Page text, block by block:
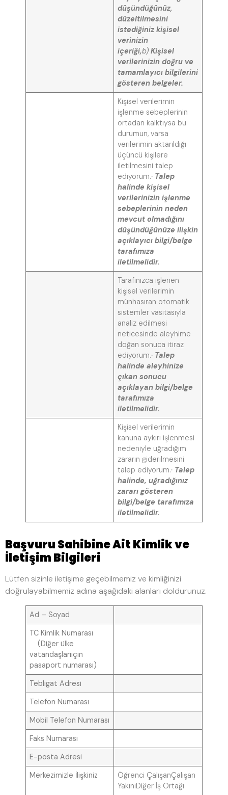
düşündüğünüz,
düzeltilmesini
istediğiniz kişisel
verinizin
içeriği,b)Kişisel
verilerinizin doğru ve
tamamlayıcı bilgilerini
gösteren belgeler.
Kişisel verilerimin
işlenme sebeplerinin
ortadan kalktıysa bu
durumun, varsa
verilerimin aktarıldığı
üçüncü kişilere
iletilmesini talep
ediyorum.· Talep
halinde kişisel
verilerinizin işlenme
sebeplerinin neden
mevcut olmadığını
düşündüğünüze ilişkin
açıklayıcı bilgi/belge
tarafımıza
iletilmelidir.
Tarafınızca işlenen
kişisel verilerimin
münhasıran otomatik
sistemler vasıtasıyla
analiz edilmesi
neticesinde aleyhime
doğan sonuca itiraz
ediyorum.· Talep
halinde aleyhinize
çıkan sonucu
açıklayan bilgi/belge
tarafımıza
iletilmelidir.
Kişisel verilerimin
kanuna aykırı işlenmesi
nedeniyle uğradığım
zararın giderilmesini
talep ediyorum.· Talep
halinde, uğradığınız
zararı gösteren
bilgi/belge tarafımıza
iletilmelidir.
Başvuru Sahibine Ait Kimlik ve
İletişim Bilgileri
Lütfen sizinle iletişime geçebilmemiz ve kimliğinizi
doğrulayabilmemiz adına aşağıdaki alanları doldurunuz.
Ad – Soyad
TC Kimlik Numarası
(Diğer ülke
vatandaşlarıiçin
pasaport numarası)
Tebligat Adresi
Telefon Numarası
Mobil Telefon Numarası
Faks Numarası
E-posta Adresi
Merkezimizle İlişkiniz
Öğrenci ÇalışanÇalışan
YakınıDiğer İş Ortağı